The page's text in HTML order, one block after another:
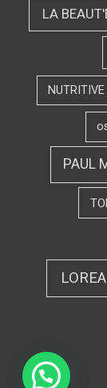
LA
NUTRITIVE
PAUL